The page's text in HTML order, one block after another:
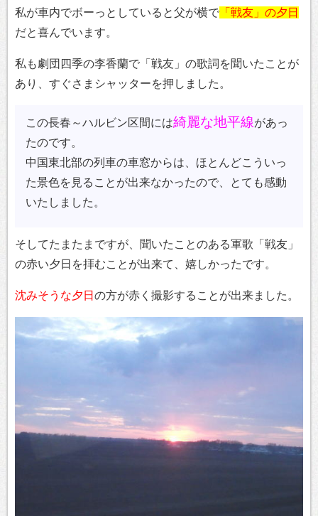
ヤ
ー
私が車内でボーっとしていると父が横で 「戦友」の夕日
だと喜んでいます。
私も劇団四季の李香蘭で「戦友」の歌詞を聞いたことが
あり、すぐさまシャッターを押しました。
この長春～ハルビン区間には綺麗な地平線があっ
たのです。
中国東北部の列車の車窓からは、ほとんどこういっ
た景色を見ることが出来なかったので、とても感動
いたしました。
そしてたまたまですが、聞いたことのある軍歌「戦友」
の赤い夕日を拝むことが出来て、嬉しかったです。
沈みそうな夕日 の方が赤く撮影することが出来ました。